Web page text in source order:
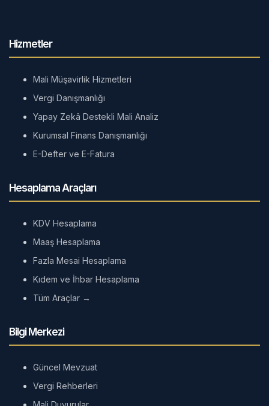
Hizmetler
Mali Müşavirlik Hizmetleri
Vergi Danışmanlığı
Yapay Zekâ Destekli Mali Analiz
Kurumsal Finans Danışmanlığı
E-Defter ve E-Fatura
Hesaplama Araçları
KDV Hesaplama
Maaş Hesaplama
Fazla Mesai Hesaplama
Kıdem ve İhbar Hesaplama
Tüm Araçlar →
Bilgi Merkezi
Güncel Mevzuat
Vergi Rehberleri